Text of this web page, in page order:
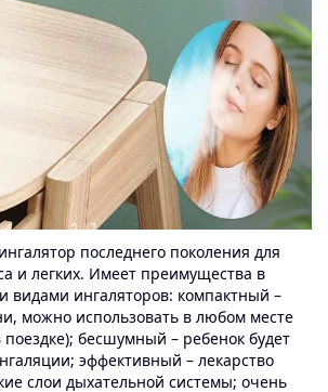
последнего поколения для
и легких. Имеет преимущества в
видами ингаляторов: компактный –
можно использовать в любом месте
бесшумный – ребенок будет
эффективный – лекарство
слои дыхательной системы; очень